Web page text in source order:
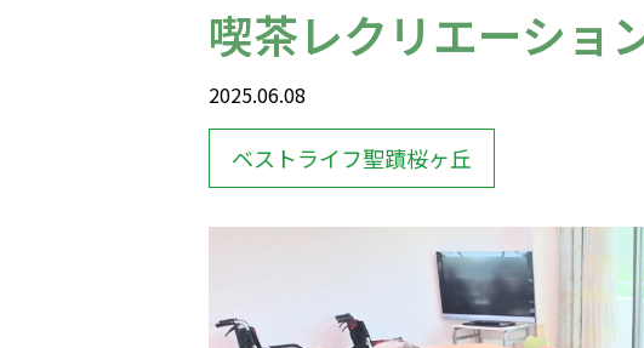
喫茶レクリエーショ
2025.06.08
ベストライフ聖蹟桜ヶ丘